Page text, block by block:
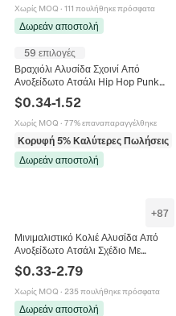
Χωρίς MOQ · 111 πουλήθηκε πρόσφατα
Δωρεάν αποστολή
59 επιλογές
Βραχιόλι Αλυσίδα Σχοινί Από
Ανοξείδωτο Ατσάλι Hip Hop Punk
Κοσμήματα Για Άνδρες Γυναίκες
$0.34-1.52
Χωρίς MOQ · 77% επαναπαραγγέλθηκε
Κορυφή 5% Καλύτερες Πωλήσεις
Δωρεάν αποστολή
+87
Μινιμαλιστικό Κολιέ Αλυσίδα Από
Ανοξείδωτο Ατσάλι Σχέδιο Με
Στρογγυλούς Κρίκους Κοσμήματα
Για Άνδρες Και Γυναίκες
$0.33-2.79
Χωρίς MOQ · 235 πουλήθηκε πρόσφατα
Δωρεάν αποστολή